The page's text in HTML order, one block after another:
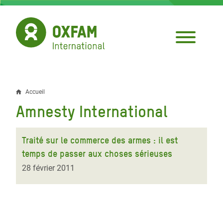
Aller
contenu
principal
Fil
d'Ariane
Accueil
Amnesty International
Traité sur le commerce des armes : il est
temps de passer aux choses sérieuses
28 février 2011